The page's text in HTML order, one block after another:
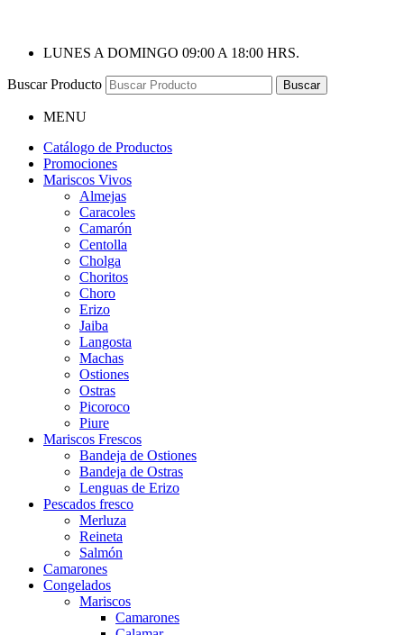
LUNES A DOMINGO 09:00 A 18:00 HRS.
Buscar Producto Buscar
MENU
Catálogo de Productos
Promociones
Mariscos Vivos
Almejas
Caracoles
Camarón
Centolla
Cholga
Choritos
Choro
Erizo
Jaiba
Langosta
Machas
Ostiones
Ostras
Picoroco
Piure
Mariscos Frescos
Bandeja de Ostiones
Bandeja de Ostras
Lenguas de Erizo
Pescados fresco
Merluza
Reineta
Salmón
Camarones
Congelados
Mariscos
Camarones